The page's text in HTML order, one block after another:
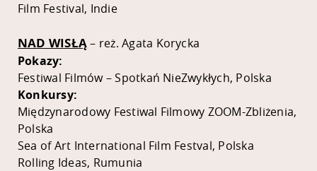
Film Festival, Indie
NAD WISŁĄ– reż. Agata Korycka
Pokazy:
Festiwal Filmów – Spotkań NieZwykłych, Polska
Konkursy:
Międzynarodowy Festiwal Filmowy ZOOM-Zbliżenia,
Polska
Sea of Art International Film Festval, Polska
Rolling Ideas, Rumunia